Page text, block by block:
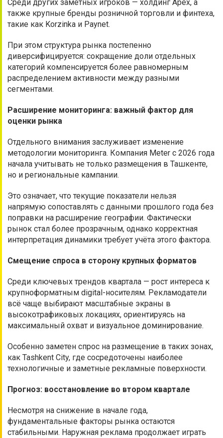
Среди других заметных игроков — холдинг Apex, а
также крупные бренды розничной торговли и финтеха,
такие как Korzinka и Paynet.
При этом структура рынка постепенно
диверсифицируется: сокращение доли отдельных
категорий компенсируется более равномерным
распределением активности между разными
сегментами.
Расширение мониторинга: важный фактор для
оценки рынка
Отдельного внимания заслуживает изменение
методологии мониторинга. Компания Meter с 2026 года
начала учитывать не только размещения в Ташкенте,
но и региональные кампании.
Это означает, что текущие показатели нельзя
напрямую сопоставлять с данными прошлого года без
поправки на расширение географии. Фактически
рынок стал более прозрачным, однако корректная
интерпретация динамики требует учёта этого фактора.
Смещение спроса в сторону крупных форматов
Среди ключевых трендов квартала — рост интереса к
крупноформатным digital-носителям. Рекламодатели
всё чаще выбирают масштабные экраны в
высокотрафиковых локациях, ориентируясь на
максимальный охват и визуальное доминирование.
Особенно заметен спрос на размещение в таких зонах,
как Tashkent City, где сосредоточены наиболее
технологичные и заметные рекламные поверхности.
Прогноз: восстановление во втором квартале
Несмотря на снижение в начале года,
фундаментальные факторы рынка остаются
стабильными. Наружная реклама продолжает играть